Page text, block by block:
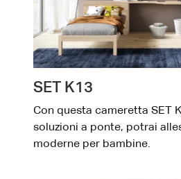
SET K13
Con questa cameretta SET
soluzioni a ponte, potrai
moderne per bambine.